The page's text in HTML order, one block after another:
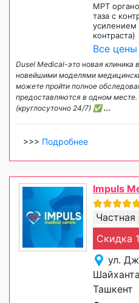
МРТ
таза с
усилением
контраста)
Все цены
Dusel Medical-это новая клиника
новейшими моделями
можете пройти полное
предоставляются в одном
(круглосуточно 24/7) ✅...
>>> Подробнее
Impuls
Частная
Скидка
ул.
Ташкент